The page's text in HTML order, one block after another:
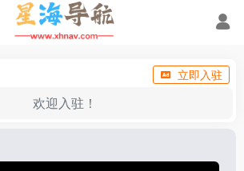
立即入驻
欢迎入驻！